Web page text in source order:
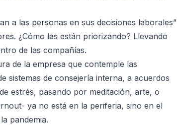
a las personas en sus decisiones laborales”
¿Cómo las están priorizando? Llevando
de las compañías.
de la empresa que contemple las
sistemas de consejería interna, a acuerdos
estrés, pasando por meditación, arte, o
ya no está en la periferia, sino en el
pandemia.